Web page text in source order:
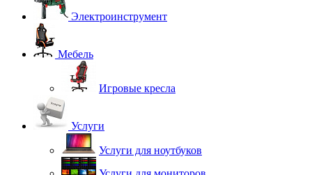
Электроинструмент
Мебель
Игровые кресла
Услуги
Услуги для ноутбуков